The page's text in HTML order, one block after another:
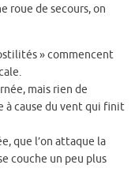
roue de secours, on
» commencent
mais rien de
à cause du vent qui finit
que l’on attaque la
couche un peu plus